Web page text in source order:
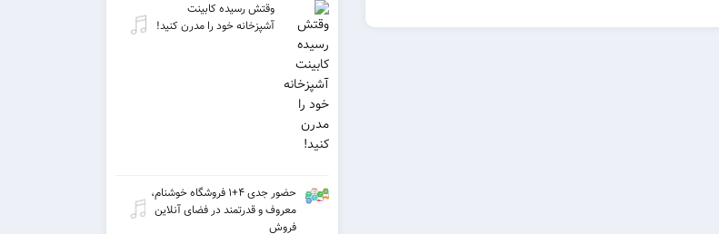
وقتش رسیده کابینت
آشپزخانه خود را مدرن کنید!
حضور جدی ۴+۱ فروشگاه خوشنام،
معروف و قدرتمند در فضای آنلاین
فروش